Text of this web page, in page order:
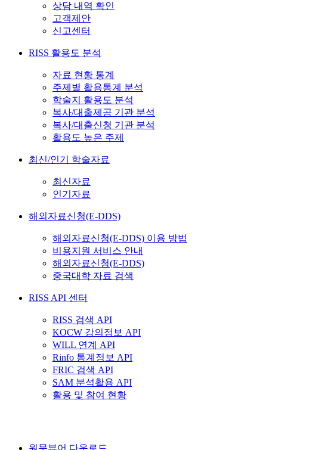
상담 내역 확인
고객제안
신고센터
RISS 활용도 분석
자료 현황 통계
주제별 활용통계 분석
학술지 활용도 분석
복사/대출제공 기관 분석
복사/대출신청 기관 분석
활용도 높은 주제
최신/인기 학술자료
최신자료
인기자료
해외자료신청(E-DDS)
해외자료신청(E-DDS) 이용 방법
비용지원 서비스 안내
해외자료신청(E-DDS)
중국대학 자료 검색
RISS API 센터
RISS 검색 API
KOCW 강의정보 API
WILL 연계 API
Rinfo 통계정보 API
FRIC 검색 API
SAM 분석활용 API
활용 및 참여 현황
원문뷰어 다운로드